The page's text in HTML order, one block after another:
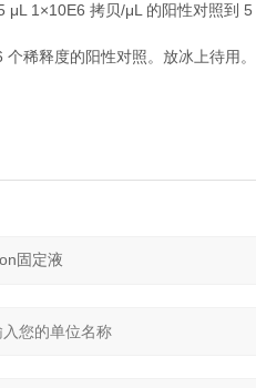
μL 1×10E6 拷贝/μL 的阳性对照到 5
个稀释度的阳性对照。放冰上待用。